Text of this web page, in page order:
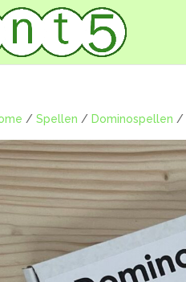
/Spellen / Dominospellen /